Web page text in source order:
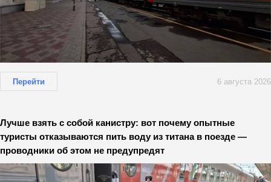
Перейти 6 августа 2026
Лучше взять с собой канистру: вот почему опытные
туристы отказываются пить воду из титана в поезде —
проводники об этом не предупредят